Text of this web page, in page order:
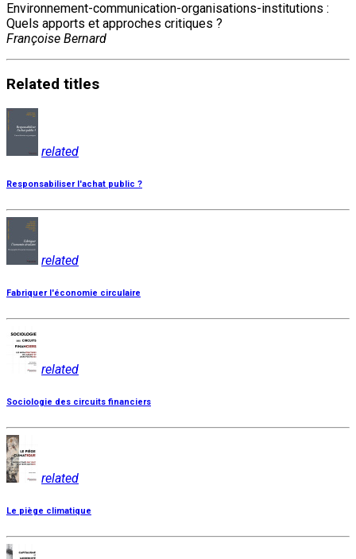
Environnement-communication-organisations-institutions :
Quels apports et approches critiques ?
Françoise Bernard
Related titles
related
Responsabiliser l'achat public ?
related
Fabriquer l'économie circulaire
related
Sociologie des circuits financiers
related
Le piège climatique